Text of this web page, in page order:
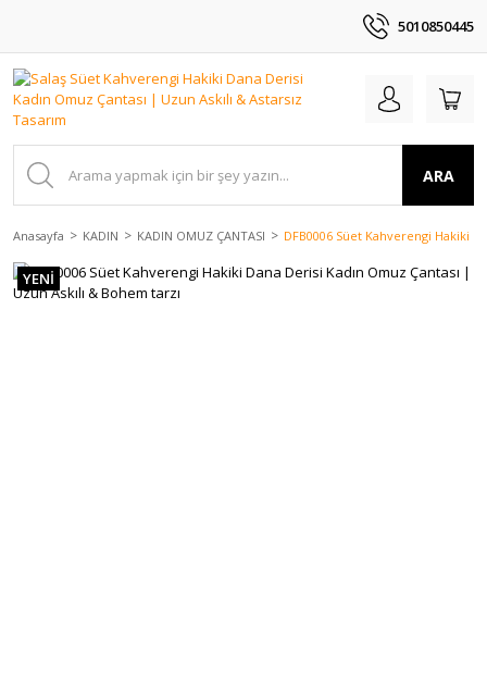
5010850445
ARA
Anasayfa KADIN KADIN OMUZ ÇANTASI DFB0006 Süet Kahverengi Hakiki
YENİ